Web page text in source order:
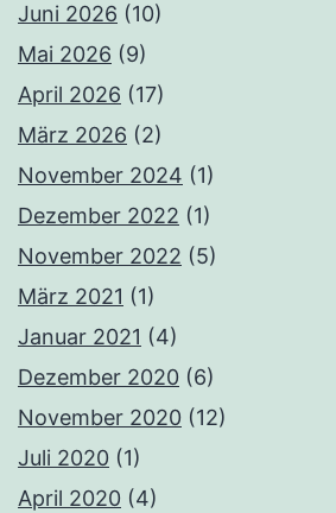
Juni 2026 (10)
Mai 2026 (9)
April 2026 (17)
März 2026 (2)
November 2024 (1)
Dezember 2022 (1)
November 2022 (5)
März 2021 (1)
Januar 2021 (4)
Dezember 2020 (6)
November 2020 (12)
Juli 2020 (1)
April 2020 (4)